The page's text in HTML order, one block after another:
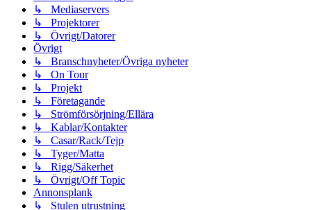
↳ Mediaservers
↳ Projektorer
↳ Övrigt/Datorer
Övrigt
↳ Branschnyheter/Övriga nyheter
↳ On Tour
↳ Projekt
↳ Företagande
↳ Strömförsörjning/Ellära
↳ Kablar/Kontakter
↳ Casar/Rack/Tejp
↳ Tyger/Matta
↳ Rigg/Säkerhet
↳ Övrigt/Off Topic
Annonsplank
↳ Stulen utrustning